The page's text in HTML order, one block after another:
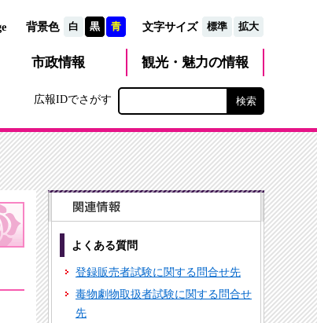
背景色 白 黒 青 文字サイズ 標準 拡大
市政情報 観光・魅力の情報
広報IDでさがす
よくある質問
登録販売者試験に関する問合せ先
毒物劇物取扱者試験に関する問合せ
先